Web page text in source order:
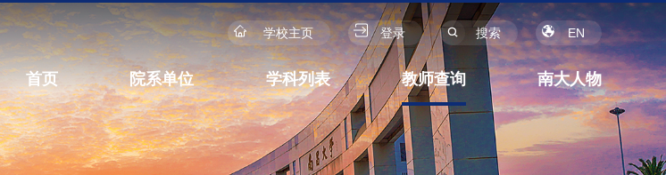
EN
搜索
登录
学校主页
首页 院系单位 学科列表 教师查询 南大人物